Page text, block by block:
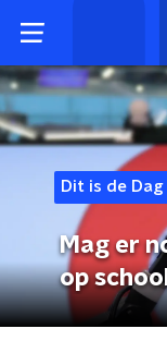
Dit is de Dag
Mag er
op